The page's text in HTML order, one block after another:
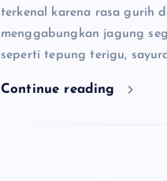
terkenal karena rasa gurih
menggabungkan jagung
seperti tepung terigu,
Continue reading